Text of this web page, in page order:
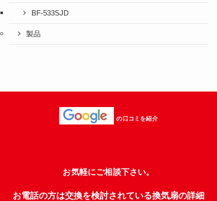
BF-533SJD
製品
の口コミを紹介
お気軽にご相談下さい。
お電話の方は交換を検討されている換気扇の詳細